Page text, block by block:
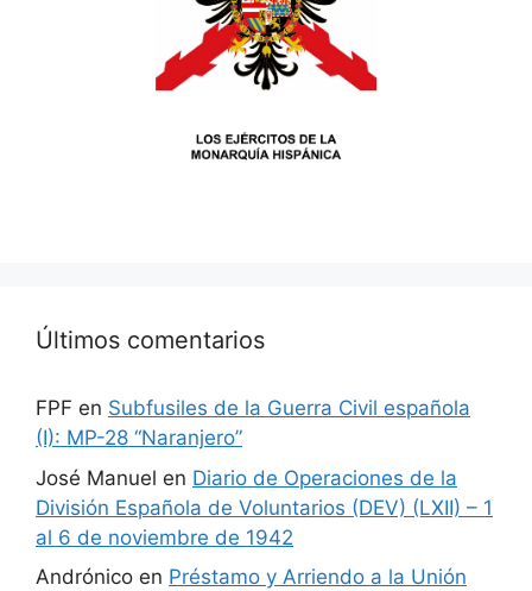
Últimos comentarios
FPF en Subfusiles de la Guerra Civil española
(I): MP-28 “Naranjero”
José Manuel en Diario de Operaciones de la
División Española de Voluntarios (DEV) (LXII) – 1
al 6 de noviembre de 1942
Andrónico en Préstamo y Arriendo a la Unión